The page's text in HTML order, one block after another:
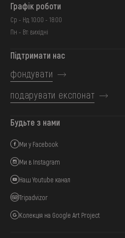
Графік роботи
Ср - Нд: 10:00 - 18:00
Пн - Вт: вихідні
Підтримати нас
фондувати
подарувати експонат
Будьте з нами
Ми у Facebook
Ми в Instagram
Наш Youtube канал
Tripadvizor
Колекція на Google Art Project